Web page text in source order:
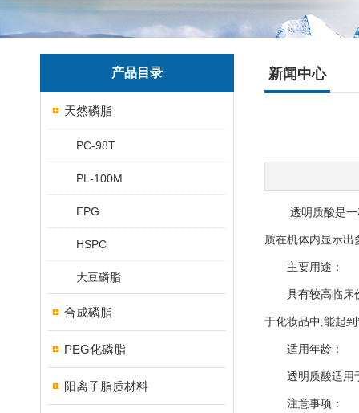
产品目录
天然磷脂
PC-98T
PL-100M
EPG
HSPC
大豆磷脂
合成磷脂
PEG化磷脂
阳离子脂质材料
新闻中心
透明质酸是一种
质在机体内显示出
主要用途：
具有较高临床价
于化妆品中,能起
适用年龄：
透明质酸适用于
注意事项：